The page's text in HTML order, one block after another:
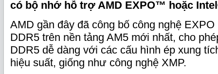
có bộ nhớ hỗ trợ AMD EXPO™ hoặc
AMD gần đây đã công bố công nghệ
DDR5 trên nền tảng AM5 mới nhất, cho
DDR5 dễ dàng với các cấu hình ép xung
hiệu suất, giống như công nghệ XMP.